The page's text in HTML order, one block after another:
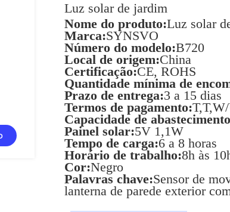
Luz solar de jardim
Nome do produto:Luz solar
Marca:SYNSVO
Número do modelo:B720
Local de origem:China
Certificação:CE, ROHS
Quantidade mínima de
Prazo de entrega:3 a 15 dias
Termos de pagamento:
Capacidade de
Painel solar:5V 1,1W
Tempo de carga:6 a 8 horas
Horário de trabalho:8h às
Cor:Negro
Palavras chave:Sensor de
lanterna de parede exterior